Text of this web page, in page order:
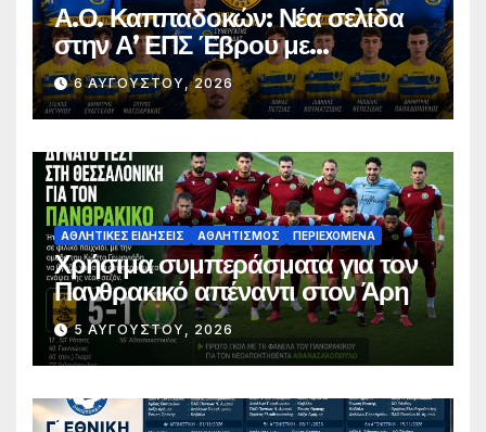
Α.Ο. Καππαδοκών: Νέα σελίδα
στην Α’ ΕΠΣ Έβρου με
φιλοδοξίες, σταθερότητα και
επένδυση στη νέα γενιά
6 ΑΥΓΟΎΣΤΟΥ, 2026
ΑΘΛΗΤΙΚΈΣ ΕΙΔΉΣΕΙΣ ΑΘΛΗΤΙΣΜΌΣ ΠΕΡΙΕΧΌΜΕΝΑ
Χρήσιμα συμπεράσματα για τον
Πανθρακικό απέναντι στον Άρη
5 ΑΥΓΟΎΣΤΟΥ, 2026